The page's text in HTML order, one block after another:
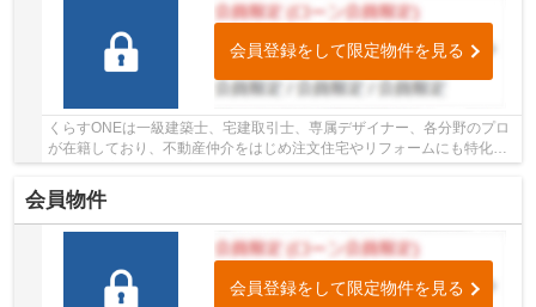
会員登録をして限定物件を見る
くらすONEは一級建築士、宅建取引士、専属デザイナー、各分野のプロ
が在籍しており、不動産仲介をはじめ注文住宅やリフォームにも特化し
ているお店です♪姫路市・たつの市周辺の住まい...
会員物件
会員登録をして限定物件を見る